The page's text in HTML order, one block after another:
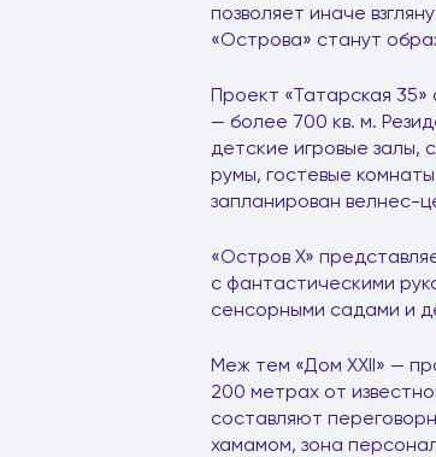
позволяет иначе
«Острова» станут
Проект «Татарская
— более 700 кв. м.
детские игровые залы,
румы, гостевые
запланирован велнес-
«Остров Х»
с фантастическими
сенсорными садами и
Меж тем «Дом XXII» —
200 метрах от
составляют
хамамом, зона